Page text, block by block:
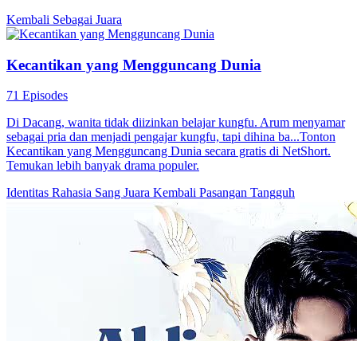
Kembali Sebagai Juara
Kecantikan yang Mengguncang Dunia
71 Episodes
Di Dacang, wanita tidak diizinkan belajar kungfu. Arum menyamar
sebagai pria dan menjadi pengajar kungfu, tapi dihina ba...Tonton
Kecantikan yang Mengguncang Dunia secara gratis di NetShort.
Temukan lebih banyak drama populer.
Identitas Rahasia Sang Juara Kembali Pasangan Tangguh